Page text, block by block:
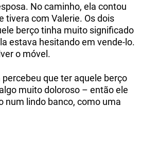
No caminho, ela contou
tivera com Valerie. Os dois
berço tinha muito significado
estava hesitando em vende-lo.
o móvel.
que ter aquele berço
muito doloroso – então ele
num lindo banco, como uma